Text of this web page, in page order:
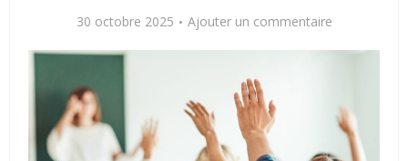
30 octobre 2025 Ajouter un commentaire